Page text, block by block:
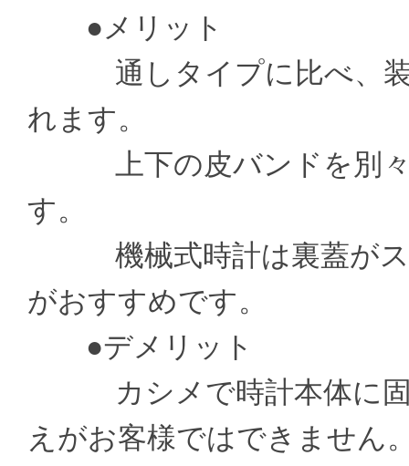
●メリット
通しタイプに比べ、装
れます。
上下の皮バンドを別々
す。
機械式時計は裏蓋がス
がおすすめです。
●デメリット
カシメで時計本体に固
えがお客様ではできません